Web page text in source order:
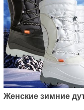
Женские зимние